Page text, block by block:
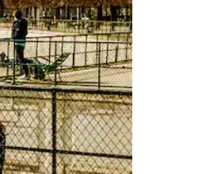
с докосване или плъзгане.